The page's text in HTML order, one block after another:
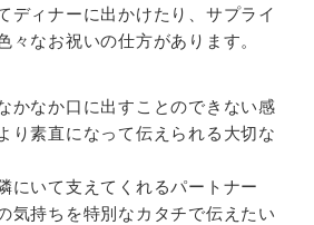
ディナーに出かけたり、サプライ
々なお祝いの仕方があります。
かなか口に出すことのできない感
り素直になって伝えられる大切な
にいて支えてくれるパートナー
気持ちを特別なカタチで伝えたい